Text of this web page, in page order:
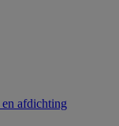
afdichting